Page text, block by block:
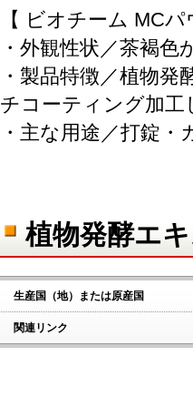
【 ビオチーム MC
・外観性状／茶褐
・製品特徴／植物
チコーティング加工
・主な用途／打錠
植物発酵エ
生産国（地）または原産国
関連リンク